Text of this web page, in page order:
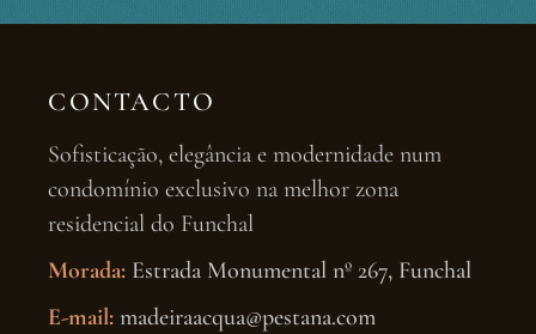
CONTACTO
Sofisticação, elegância e modernidade num
condomínio exclusivo na melhor zona
residencial do Funchal
Morada: Estrada Monumental nº 267, Funchal
E-mail: madeiraacqua@pestana.com